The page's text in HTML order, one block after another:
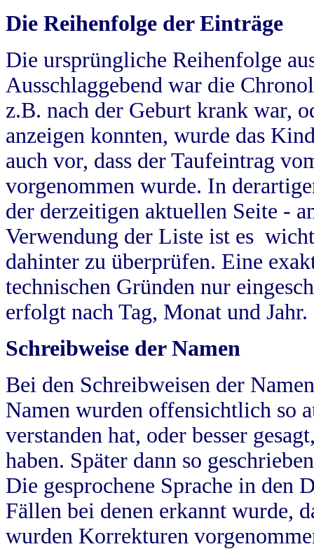
Die Reihenfolge der Einträge
Die ursprüngliche Reihenfolge
Ausschlaggebend war die
z.B. nach der Geburt krank war,
anzeigen konnten, wurde das
auch vor, dass der Taufeintrag
vorgenommen wurde. In
der derzeitigen aktuellen Seite -
Verwendung der Liste ist es
dahinter zu überprüfen. Eine
technischen Gründen nur
erfolgt nach Tag, Monat und Jahr.
Schreibweise der Namen
Bei den Schreibweisen der
Namen wurden offensichtlich so
verstanden hat, oder besser
haben. Später dann so
Die gesprochene Sprache in
Fällen bei denen erkannt wurde,
wurden Korrekturen